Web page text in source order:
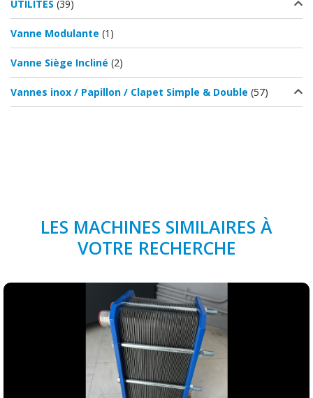
UTILITES (39)
Vanne Modulante (1)
Vanne Siège Incliné (2)
Vannes inox / Papillon / Clapet Simple & Double (57)
LES MACHINES SIMILAIRES À
VOTRE RECHERCHE